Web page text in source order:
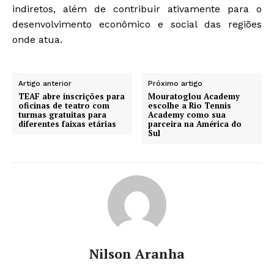
indiretos, além de contribuir ativamente para o
desenvolvimento econômico e social das regiões
onde atua.
Artigo anterior
TEAF abre inscrições para
oficinas de teatro com
turmas gratuitas para
diferentes faixas etárias
Próximo artigo
Mouratoglou Academy
escolhe a Rio Tennis
Academy como sua
parceira na América do
Sul
Nilson Aranha